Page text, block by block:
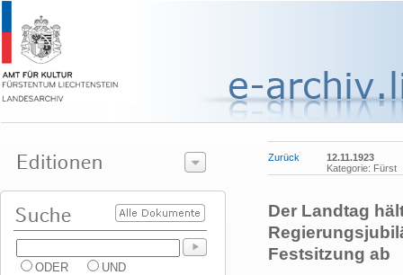
ODER UND
Zurück
12.11.1923
Kategorie: Fürst
Der Landtag
Festsitzung ab